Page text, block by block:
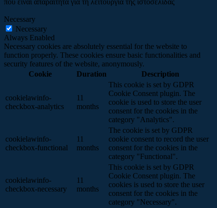
που είναι απαραίτητα για τη λειτουργία της ιστοσελίδας
Necessary
Necessary
Always Enabled
Necessary cookies are absolutely essential for the website to
function properly. These cookies ensure basic functionalities and
security features of the website, anonymously.
Cookie
Duration Description
cookielawinfo-
checkbox-analytics
11
months
This cookie is set by GDPR
Cookie Consent plugin. The
cookie is used to store the user
consent for the cookies in the
category "Analytics".
cookielawinfo-
checkbox-functional
11
months
The cookie is set by GDPR
cookie consent to record the user
consent for the cookies in the
category "Functional".
cookielawinfo-
checkbox-necessary
11
months
This cookie is set by GDPR
Cookie Consent plugin. The
cookies is used to store the user
consent for the cookies in the
category "Necessary".